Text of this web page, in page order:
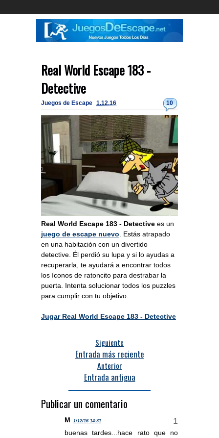
Real World Escape 183 -
Detective
10
Juegos de Escape 1.12.16
Real World Escape 183 - Detective es un
juego de escape nuevo . Estás atrapado
en una habitación con un divertido
detective. Él perdió su lupa y si lo ayudas a
recuperarla, te ayudará a encontrar todos
los íconos de ratoncito para destrabar la
puerta. Intenta solucionar todos los puzzles
para cumplir con tu objetivo.
Jugar Real World Escape 183 - Detective
Siguiente
Entrada más reciente
Anterior
Entrada antigua
Publicar un comentario
M 1/12/16 14:31
buenas tardes...hace rato que no